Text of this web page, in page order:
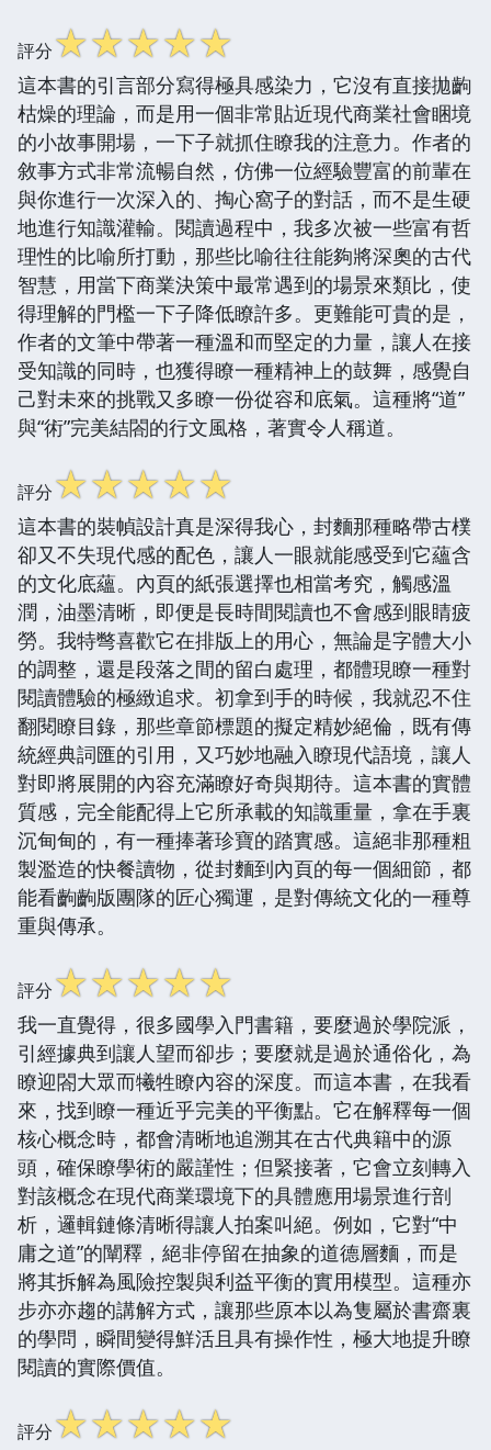
評分☆☆☆☆☆
這本書的引言部分寫得極具感染力，它沒有直接拋齣
枯燥的理論，而是用一個非常貼近現代商業社會睏境
的小故事開場，一下子就抓住瞭我的注意力。作者的
敘事方式非常流暢自然，仿佛一位經驗豐富的前輩在
與你進行一次深入的、掏心窩子的對話，而不是生硬
地進行知識灌輸。閱讀過程中，我多次被一些富有哲
理性的比喻所打動，那些比喻往往能夠將深奧的古代
智慧，用當下商業決策中最常遇到的場景來類比，使
得理解的門檻一下子降低瞭許多。更難能可貴的是，
作者的文筆中帶著一種溫和而堅定的力量，讓人在接
受知識的同時，也獲得瞭一種精神上的鼓舞，感覺自
己對未來的挑戰又多瞭一份從容和底氣。這種將“道”
與“術”完美結閤的行文風格，著實令人稱道。
評分☆☆☆☆☆
這本書的裝幀設計真是深得我心，封麵那種略帶古樸
卻又不失現代感的配色，讓人一眼就能感受到它蘊含
的文化底蘊。內頁的紙張選擇也相當考究，觸感溫
潤，油墨清晰，即便是長時間閱讀也不會感到眼睛疲
勞。我特彆喜歡它在排版上的用心，無論是字體大小
的調整，還是段落之間的留白處理，都體現瞭一種對
閱讀體驗的極緻追求。初拿到手的時候，我就忍不住
翻閱瞭目錄，那些章節標題的擬定精妙絕倫，既有傳
統經典詞匯的引用，又巧妙地融入瞭現代語境，讓人
對即將展開的內容充滿瞭好奇與期待。這本書的實體
質感，完全能配得上它所承載的知識重量，拿在手裏
沉甸甸的，有一種捧著珍寶的踏實感。這絕非那種粗
製濫造的快餐讀物，從封麵到內頁的每一個細節，都
能看齣齣版團隊的匠心獨運，是對傳統文化的一種尊
重與傳承。
評分☆☆☆☆☆
我一直覺得，很多國學入門書籍，要麼過於學院派，
引經據典到讓人望而卻步；要麼就是過於通俗化，為
瞭迎閤大眾而犧牲瞭內容的深度。而這本書，在我看
來，找到瞭一種近乎完美的平衡點。它在解釋每一個
核心概念時，都會清晰地追溯其在古代典籍中的源
頭，確保瞭學術的嚴謹性；但緊接著，它會立刻轉入
對該概念在現代商業環境下的具體應用場景進行剖
析，邏輯鏈條清晰得讓人拍案叫絕。例如，它對“中
庸之道”的闡釋，絕非停留在抽象的道德層麵，而是
將其拆解為風險控製與利益平衡的實用模型。這種亦
步亦亦趨的講解方式，讓那些原本以為隻屬於書齋裏
的學問，瞬間變得鮮活且具有操作性，極大地提升瞭
閱讀的實際價值。
評分☆☆☆☆☆